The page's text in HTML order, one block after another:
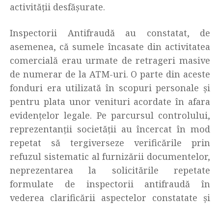
activității desfășurate.
Inspectorii Antifraudă au constatat, de
asemenea, că sumele încasate din activitatea
comercială erau urmate de retrageri masive
de numerar de la ATM-uri. O parte din aceste
fonduri era utilizată în scopuri personale și
pentru plata unor venituri acordate în afara
evidențelor legale. Pe parcursul controlului,
reprezentanții societății au încercat în mod
repetat să tergiverseze verificările prin
refuzul sistematic al furnizării documentelor,
neprezentarea la solicitările repetate
formulate de inspectorii antifraudă în
vederea clarificării aspectelor constatate și